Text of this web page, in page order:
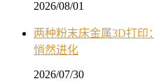
2026/08/01
两种粉末床金属3D打印
悄然进化
2026/07/30